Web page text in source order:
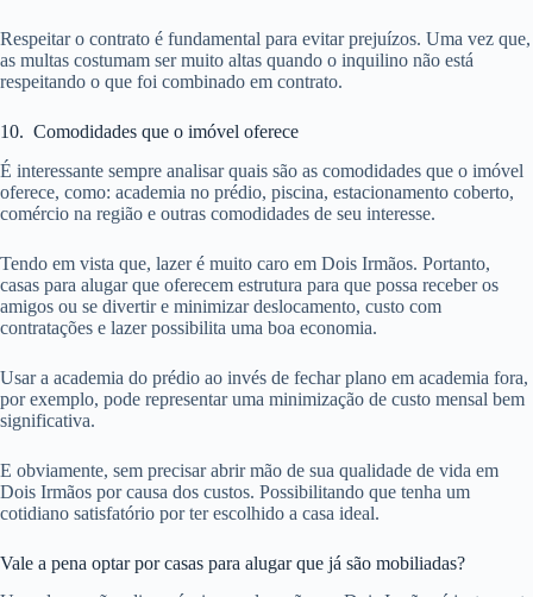
Respeitar o contrato é fundamental para evitar prejuízos. Uma vez que,
as multas costumam ser muito altas quando o inquilino não está
respeitando o que foi combinado em contrato.
10. Comodidades que o imóvel oferece
É interessante sempre analisar quais são as comodidades que o imóvel
oferece, como: academia no prédio, piscina, estacionamento coberto,
comércio na região e outras comodidades de seu interesse.
Tendo em vista que, lazer é muito caro em Dois Irmãos. Portanto,
casas para alugar que oferecem estrutura para que possa receber os
amigos ou se divertir e minimizar deslocamento, custo com
contratações e lazer possibilita uma boa economia.
Usar a academia do prédio ao invés de fechar plano em academia fora,
por exemplo, pode representar uma minimização de custo mensal bem
significativa.
E obviamente, sem precisar abrir mão de sua qualidade de vida em
Dois Irmãos por causa dos custos. Possibilitando que tenha um
cotidiano satisfatório por ter escolhido a casa ideal.
Vale a pena optar por casas para alugar que já são mobiliadas?